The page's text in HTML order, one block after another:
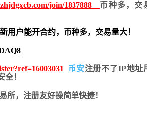
join/1837888 币种多，交
用户能开合约， 币种多，交易量大！
币安注册不了IP地址
全！
所，注册友好操简单快捷！